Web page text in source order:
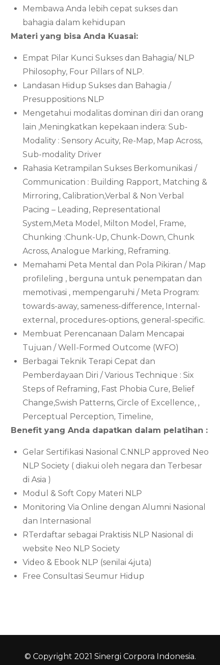
Membawa Anda lebih cepat sukses dan
bahagia dalam kehidupan
Materi yang bisa Anda Kuasai:
Empat Pilar Kunci Sukses dan Bahagia/ NLP
Philosophy, Four Pillars of NLP.
Landasan Hidup Sukses dan Bahagia /
Presuppositions NLP
Mengetahui modalitas dominan diri dan orang
lain ,Meningkatkan kepekaan indera: Sub-
Modality : Sensory Acuity, Re-Map, Map Across,
Sub-modality Driver
Rahasia Ketrampilan Sukses Berkomunikasi /
Communication : Building Rapport, Matching &
Mirroring, Calibration,Verbal & Non Verbal
Pacing – Leading, Representational
System,Meta Model, Milton Model, Frame,
Chunking :Chunk-Up, Chunk-Down, Chunk
Across, Analogue Marking, Reframing.
Memahami Peta Mental dan Pola Pikiran / Map
profileling , berguna untuk penempatan dan
memotivasi , mempengaruhi / Meta Program:
towards-away, sameness-difference, Internal-
external, procedures-options, general-specific.
Membuat Perencanaan Dalam Mencapai
Tujuan / Well-Formed Outcome (WFO)
Berbagai Teknik Terapi Cepat dan
Pemberdayaan Diri / Various Technique : Six
Steps of Reframing, Fast Phobia Cure, Belief
Change,Swish Patterns, Circle of Excellence, ,
Perceptual Perception, Timeline,
Benefit yang Anda dapatkan dalam pelatihan :
Gelar Sertifikasi Nasional C.NNLP approved Neo
NLP Society ( diakui oleh negara dan Terbesar
di Asia )
Modul & Soft Copy Materi NLP
Monitoring Via Online dengan Alumni Nasional
dan Internasional
RTerdaftar sebagai Praktisis NLP Nasional di
website Neo NLP Society
Video & Ebook NLP (senilai 4juta)
Free Consultasi Seumur Hidup
© Copyright 2021 Sinergi Corpora Indonesia.